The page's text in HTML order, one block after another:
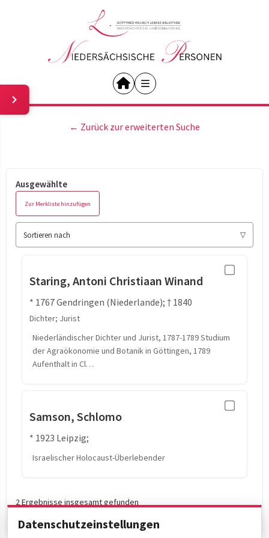
← Zurück zur erweiterten Suche
Ausgewählte
Zur Merkliste hinzufügen
Sortieren nach
Staring, Antoni Christiaan Winand
* 1767 Gendringen (Niederlande); † 1840
Dichter; Jurist
Niederländischer Dichter und Jurist, 1787-1789 Studium
der Agraökonomie und Botanik in Göttingen, 1789
Aufenthalt in Cl…
Samson, Schlomo
* 1923 Leipzig;
Israelischer Holocaust-Überlebender
2 Ergebnisse insgesamt gefunden
Datenschutzeinstellungen